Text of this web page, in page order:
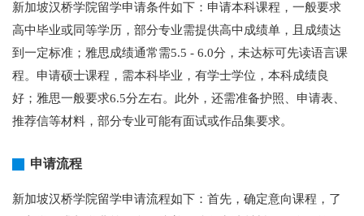
新加坡汉桥学院留学申请条件如下：申请本科课程，一般要求
高中毕业或同等学历，部分专业需提供高中成绩单，且成绩达
到一定标准；雅思成绩通常需5.5 - 6.0分，未达标可先读语言课
程。申请硕士课程，需本科毕业，有学士学位，本科成绩良
好；雅思一般要求6.5分左右。此外，还需准备护照、申请表、
推荐信等材料，部分专业可能有面试或作品集要求。
申请流程
新加坡汉桥学院留学申请流程如下：首先，确定意向课程，了